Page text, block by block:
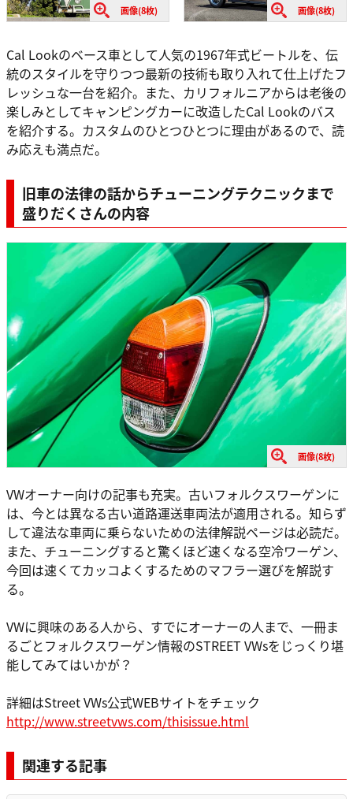
画像(8枚) 画像(8枚)
Cal Lookのベース車として人気の1967年式ビートルを、伝
統のスタイルを守りつつ最新の技術も取り入れて仕上げたフ
レッシュな一台を紹介。また、カリフォルニアからは老後の
楽しみとしてキャンピングカーに改造したCal Lookのバス
を紹介する。カスタムのひとつひとつに理由があるので、読
み応えも満点だ。
旧車の法律の話からチューニングテクニックまで
盛りだくさんの内容
画像(8枚)
VWオーナー向けの記事も充実。古いフォルクスワーゲンに
は、今とは異なる古い道路運送車両法が適用される。知らず
して違法な車両に乗らないための法律解説ページは必読だ。
また、チューニングすると驚くほど速くなる空冷ワーゲン、
今回は速くてカッコよくするためのマフラー選びを解説す
る。
VWに興味のある人から、すでにオーナーの人まで、一冊ま
るごとフォルクスワーゲン情報のSTREET VWsをじっくり堪
能してみてはいかが？
詳細はStreet VWs公式WEBサイトをチェック
http://www.streetvws.com/thisissue.html
関連する記事